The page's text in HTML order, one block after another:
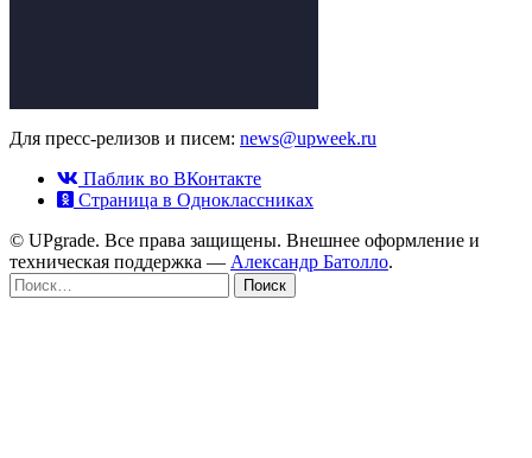
Для пресс-релизов и писем: news@upweek.ru
Паблик во ВКонтакте
Страница в Одноклассниках
© UPgrade. Все права защищены. Внешнее оформление и
техническая поддержка — Александр Батолло.
Найти: